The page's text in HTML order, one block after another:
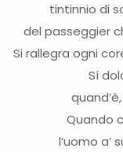
tintinnio di
del passeggier
Si
Sí
Quando
l’uomo a’